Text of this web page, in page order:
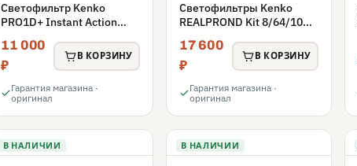
Светофильтр Kenko
PRO1D+ Instant Action
переменной плотности
72mm
11 000
₽
В КОРЗИНУ
Гарантия магазина ·
оригинал
Светофильтры Kenko
REALPROND Kit 8/64/1000
17 600
₽
В КОРЗИНУ
Гарантия магазина ·
оригинал
В НАЛИЧИИ В НАЛИЧИИ